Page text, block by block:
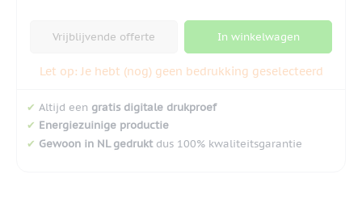
Vrijblijvende offerte In winkelwagen
Let op: Je hebt (nog) geen bedrukking geselecteerd
✔ Altijd een gratis digitale drukproef
✔ Energiezuinige productie
✔ Gewoon in NL gedruktdus 100% kwaliteitsgarantie